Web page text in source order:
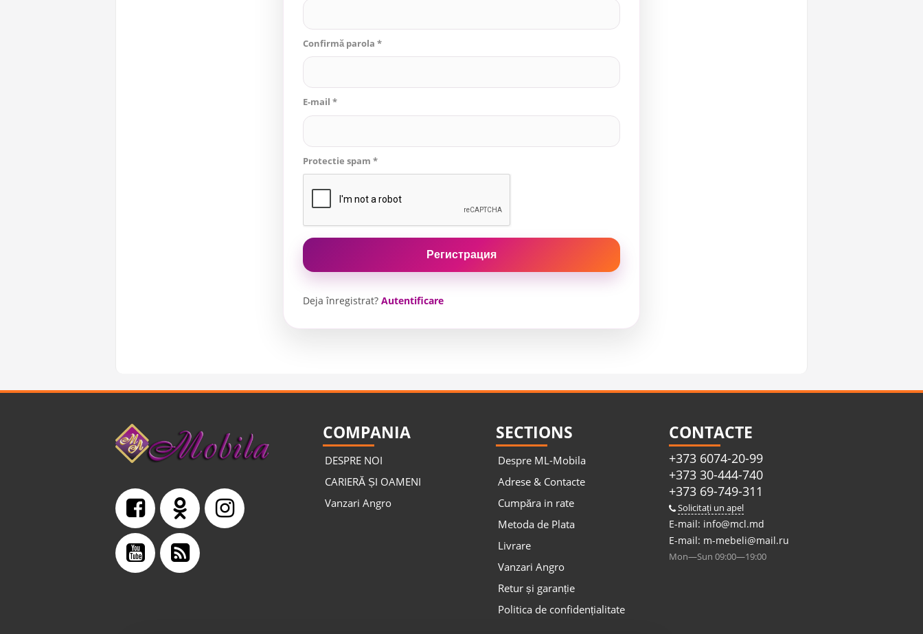
Confirmă parola *
E-mail *
Protectie spam *
Deja înregistrat? Autentificare
COMPANIA
DESPRE NOI
CARIERĂ ȘI OAMENI
Vanzari Angro
SECTIONS
Despre ML-Mobila
Adrese & Contacte
Cumpăra in rate
Metoda de Plata
Livrare
Vanzari Angro
Retur și garanție
Politica de confidențialitate
CONTACTE
+373 6074-20-99
+373 30-444-740
+373 69-749-311
Solicitați un apel
E-mail: info@mcl.md
E-mail: m-mebeli@mail.ru
Mon—Sun 09:00—19:00